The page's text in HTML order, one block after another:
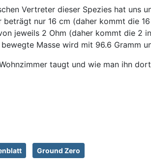
Vertreter dieser Spezies hat uns
beträgt nur 16 cm (daher kommt die
jeweils 2 Ohm (daher kommt die
Masse wird mit 96.6 Gramm
taugt und wie man ihn
Ground Zero